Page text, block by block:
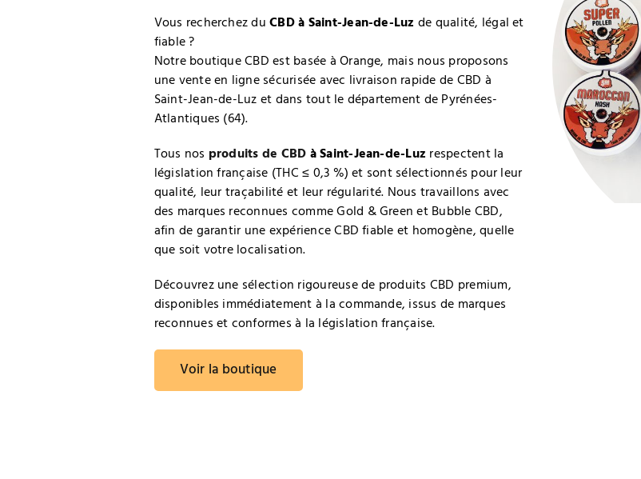
Vous recherchez duCBD à Saint-Jean-de-Luz de qualité, légal et
fiable ?
Notre boutique CBD est basée à Orange, mais nous proposons
une vente en ligne sécurisée avec livraison rapide de CBD à
Saint-Jean-de-Luz et dans tout le département de Pyrénées-
Atlantiques (64).
Tous nos produits de CBDà Saint-Jean-de-Luz respectent la
législation française (THC ≤ 0,3 %) et sont sélectionnés pour leur
qualité, leur traçabilité et leur régularité. Nous travaillons avec
des marques reconnues comme Gold & Green et Bubble CBD,
afin de garantir une expérience CBD fiable et homogène, quelle
que soit votre localisation.
Découvrez une sélection rigoureuse de produits CBD premium,
disponibles immédiatement à la commande, issus de marques
reconnues et conformes à la législation française.
Voir la boutique